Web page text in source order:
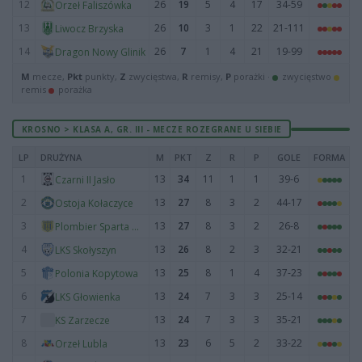
12 Orzeł Faliszówka 26 19 5 4 17
34-59
13
Liwocz Brzyska 26 10 3 1 22
21-111
14
Dragon Nowy Glinik 26 7 1 4 21 19-99
M mecze, Pkt punkty, Z zwycięstwa, R remisy, P porażki ·
zwycięstwo
remis
porażka
KROSNO > KLASA A, GR. III - MECZE ROZEGRANE U SIEBIE
LP DRUŻYNA M PKT Z R P GOLE FORMA
1 Czarni II Jasło 13 34 11 1 1
39-6
2
Ostoja Kołaczyce 13 27 8 3 2
44-17
3
Plombier Sparta Osobnica 13 27 8 3 2
26-8
4
LKS Skołyszyn 13 26 8 2 3
32-21
5
Polonia Kopytowa 13 25 8 1 4
37-23
6
LKS Głowienka 13 24 7 3 3
25-14
7
KS Zarzecze 13 24 7 3 3
35-21
8
Orzeł Lubla 13 23 6 5 2
33-22